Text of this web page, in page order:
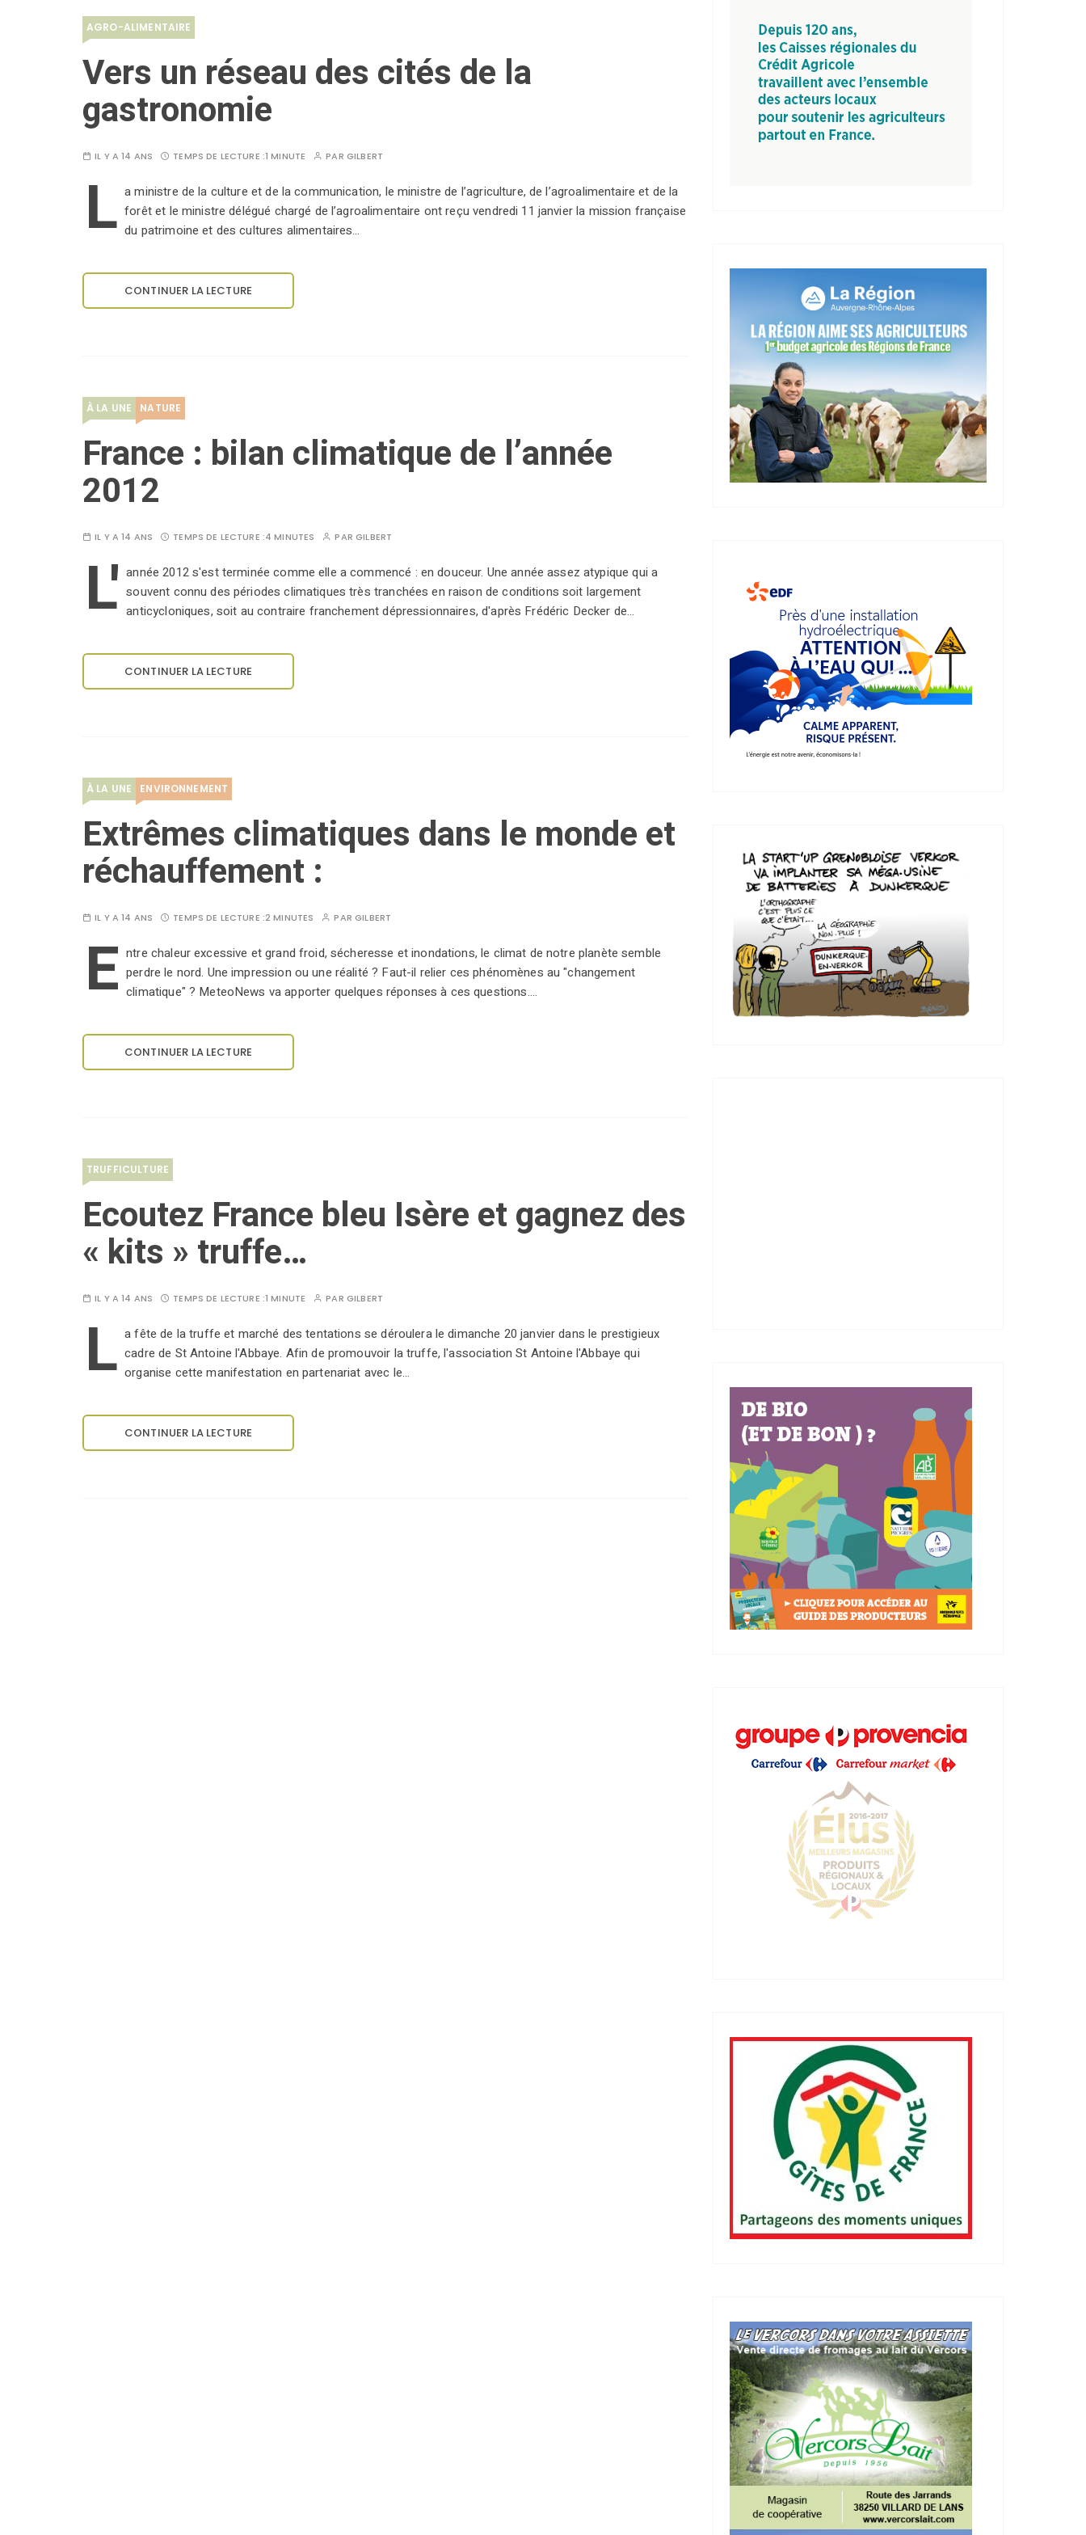
AGRO-ALIMENTAIRE
Vers un réseau des cités de la
gastronomie
IL Y A 14 ANS TEMPS DE LECTURE :1 MINUTE PAR GILBERT
L a ministre de la culture et de la communication, le ministre de l’agriculture, de l’agroalimentaire et de la
forêt et le ministre délégué chargé de l’agroalimentaire ont reçu vendredi 11 janvier la mission française
du patrimoine et des cultures alimentaires…
CONTINUER LA LECTURE
À LA UNE NATURE
France : bilan climatique de l’année
2012
IL Y A 14 ANS TEMPS DE LECTURE :4 MINUTES PARGILBERT
L' année 2012 s'est terminée comme elle a commencé : en douceur. Une année assez atypique qui a
souvent connu des périodes climatiques très tranchées en raison de conditions soit largement
anticycloniques, soit au contraire franchement dépressionnaires, d'après Frédéric Decker de…
CONTINUER LA LECTURE
À LA UNE ENVIRONNEMENT
Extrêmes climatiques dans le monde et
réchauffement :
IL Y A 14 ANS TEMPS DE LECTURE :2 MINUTES PARGILBERT
E ntre chaleur excessive et grand froid, sécheresse et inondations, le climat de notre planète semble
perdre le nord. Une impression ou une réalité ? Faut-il relier ces phénomènes au "changement
climatique" ? MeteoNews va apporter quelques réponses à ces questions.…
CONTINUER LA LECTURE
TRUFFICULTURE
Ecoutez France bleu Isère et gagnez des
« kits » truffe…
IL Y A 14 ANS TEMPS DE LECTURE :1 MINUTE PAR GILBERT
L a fête de la truffe et marché des tentations se déroulera le dimanche 20 janvier dans le prestigieux
cadre de St Antoine l'Abbaye. Afin de promouvoir la truffe, l'association St Antoine l'Abbaye qui
organise cette manifestation en partenariat avec le…
CONTINUER LA LECTURE